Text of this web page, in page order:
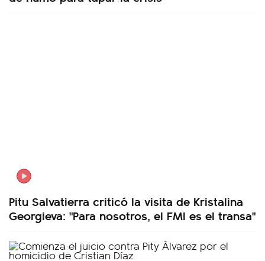
Pitu Salvatierra criticó la visita de Kristalina
Georgieva: "Para nosotros, el FMI es el transa"